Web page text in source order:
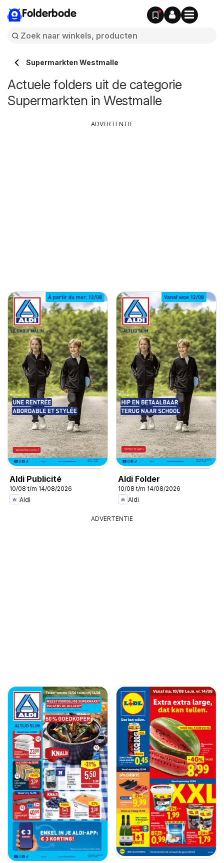
Folderbode
Supermarkten Westmalle
Actuele folders uit de categorie
Supermarkten in Westmalle
Aldi Publicité
10/08 t/m 14/08/2026
Aldi
Aldi Folder
10/08 t/m 14/08/2026
Aldi
ADVERTENTIE
ADVERTENTIE